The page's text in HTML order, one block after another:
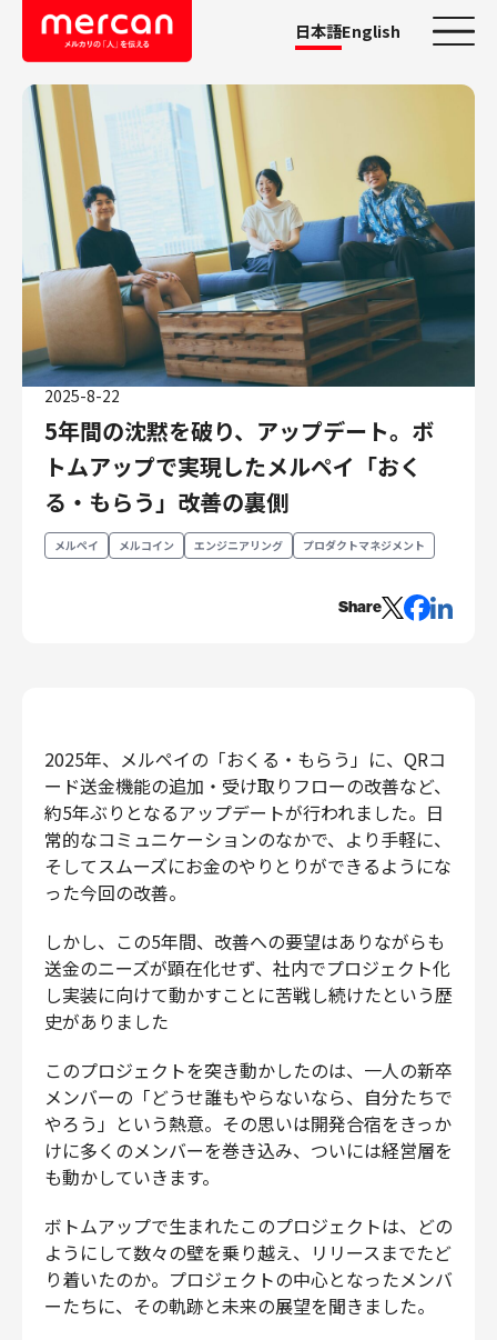
日本語English
カテゴリーから探す
会社・事業
鹿島アントラーズ
Ads
メルカリ
メルペイ
メルコイン
メルカリShops
メルカリR4Dラボ
AI/LLM
職種
エンジニアリング
エンジニアリング
カスタマーサービス
営業
マーケティング・PR
プロダクトマネジメント
データアナリティクス
クリエイティブ
コーポレート
財務・経理
法務
人事
セキュリティ・プライバシー
募集中の求人一覧
2025-8-22
5年間の沈黙を破り、アップデート。ボ
トムアップで実現したメルペイ「おく
る・もらう」改善の裏側
メルペイ メルコイン エンジニアリング プロダクトマネジメント
Share
2025年、メルペイの「おくる・もらう」に、QRコ
ード送金機能の追加・受け取りフローの改善など、
約5年ぶりとなるアップデートが行われました。日
常的なコミュニケーションのなかで、より手軽に、
そしてスムーズにお金のやりとりができるようにな
った今回の改善。
しかし、この5年間、改善への要望はありながらも
送金のニーズが顕在化せず、社内でプロジェクト化
し実装に向けて動かすことに苦戦し続けたという歴
史がありました
このプロジェクトを突き動かしたのは、一人の新卒
メンバーの「どうせ誰もやらないなら、自分たちで
やろう」という熱意。その思いは開発合宿をきっか
けに多くのメンバーを巻き込み、ついには経営層を
も動かしていきます。
ボトムアップで生まれたこのプロジェクトは、どの
ようにして数々の壁を乗り越え、リリースまでたど
り着いたのか。プロジェクトの中心となったメンバ
ーたちに、その軌跡と未来の展望を聞きました。